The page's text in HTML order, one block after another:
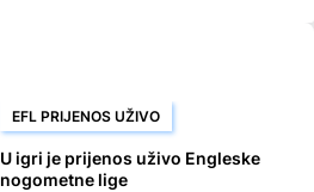
EFL PRIJENOS UŽIVO
U igri je prijenos uživo Engleske
nogometne lige